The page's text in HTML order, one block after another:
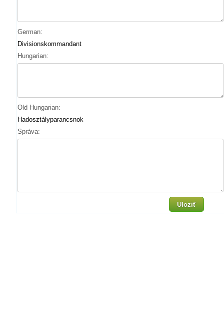
German:
Divisionskommandant
Hungarian:
Old Hungarian:
Hadosztályparancsnok
Správa:
Uloziť